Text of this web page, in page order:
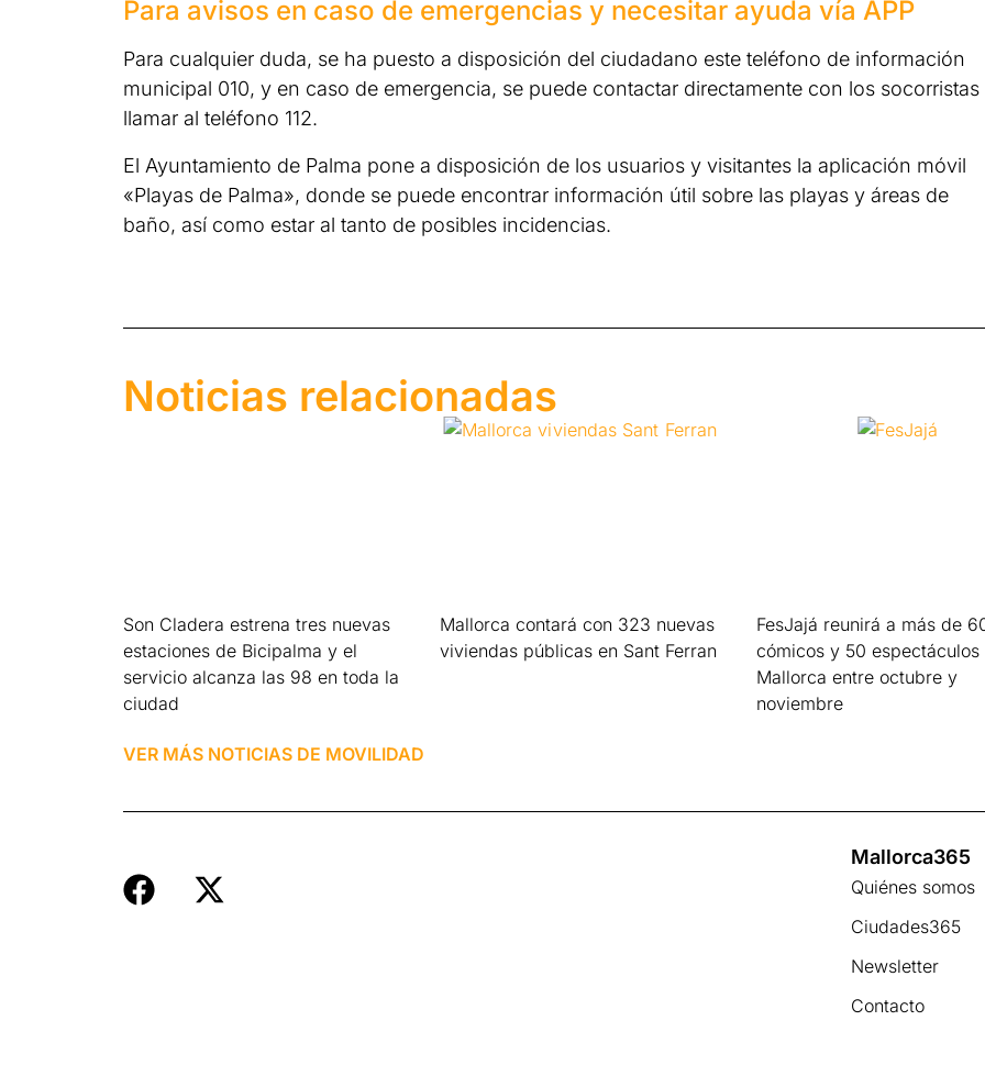
Para avisos en caso de emergencias y necesitar ayuda vía APP
Para cualquier duda, se ha puesto a disposición del ciudadano este teléfono de información
municipal 010, y en caso de emergencia, se puede contactar directamente con los socorristas
llamar al teléfono 112.
El Ayuntamiento de Palma pone a disposición de los usuarios y visitantes la aplicación móvil
«Playas de Palma», donde se puede encontrar información útil sobre las playas y áreas de
baño, así como estar al tanto de posibles incidencias.
Noticias relacionadas
Son Cladera estrena tres nuevas
estaciones de Bicipalma y el
servicio alcanza las 98 en toda la
ciudad
Mallorca contará con 323 nuevas
viviendas públicas en Sant Ferran
FesJajá reunirá a más de
cómicos y 50 espectáculos
Mallorca entre octubre y
noviembre
VER MÁS NOTICIAS DE MOVILIDAD
Mallorca365
Quiénes somos
Ciudades365
Newsletter
Contacto